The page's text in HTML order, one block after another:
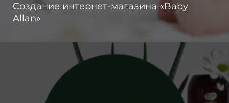
Создание интернет-магазина «Baby
Allan»